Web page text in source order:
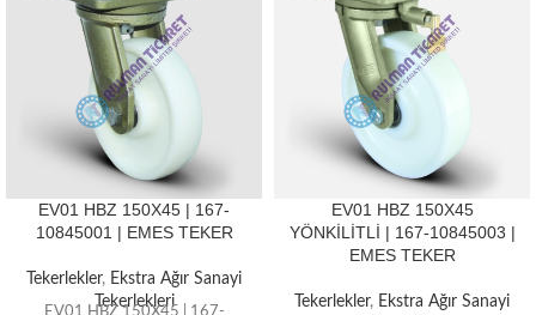
EV01 HBZ 150X45 | 167-
10845001 | EMES TEKER
Tekerlekler, Ekstra Ağır Sanayi
Tekerlekleri
EV01 HBZ 150X45 | 167-
EV01 HBZ 150X45
YÖNKİLİTLİ | 167-10845003 |
EMES TEKER
Tekerlekler, Ekstra Ağır Sanayi